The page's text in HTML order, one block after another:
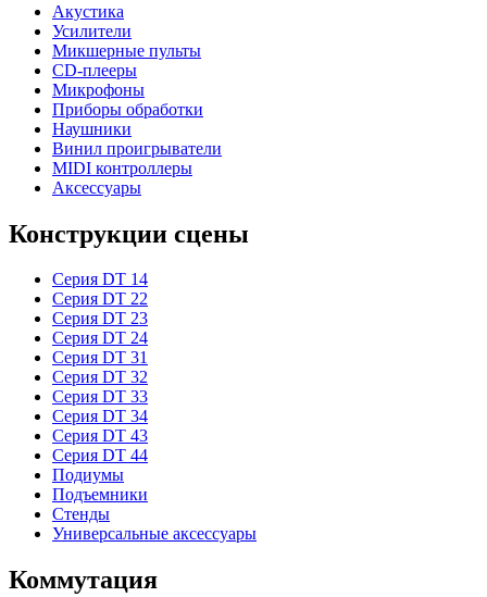
Акустика
Усилители
Микшерные пульты
CD-плееры
Микрофоны
Приборы обработки
Наушники
Винил проигрыватели
MIDI контроллеры
Аксессуары
Конструкции сцены
Серия DT 14
Серия DT 22
Серия DT 23
Серия DT 24
Серия DT 31
Серия DT 32
Серия DT 33
Серия DT 34
Серия DT 43
Серия DT 44
Подиумы
Подъемники
Стенды
Универсальные аксессуары
Коммутация